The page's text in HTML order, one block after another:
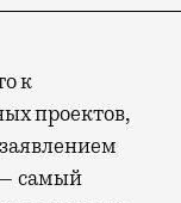
к
проектов,
— самый